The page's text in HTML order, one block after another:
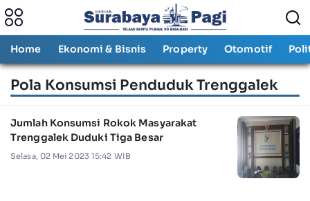
Home Ekonomi & Bisnis Property Otomotif
Pola Konsumsi Penduduk Trenggalek
Jumlah Konsumsi Rokok Masyarakat
Trenggalek Duduki Tiga Besar
Selasa, 02 Mei 2023 15:42 WIB